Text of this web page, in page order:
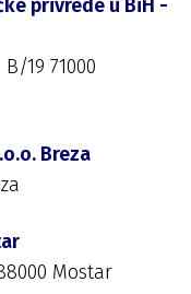
privrede u BiH -
19 71000
Breza
Mostar